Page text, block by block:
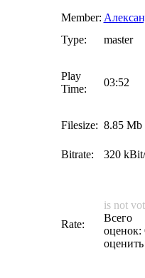
Member:
Type:
master
Play
Time:
03:52
Filesize: 8.85 Mb
Bitrate: 320
Rate:
is not
Всего
оценок:
оценить